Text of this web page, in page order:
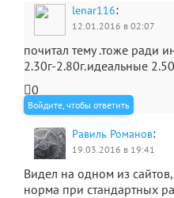
lenar116:
12.01.2016 в 02:07
почитал тему .тоже ради
2.30г-2.80г.идеальные
0
Войдите, чтобы ответить
Равиль Романов:
19.03.2016 в 19:41
Видел на одном из
норма при стандартных